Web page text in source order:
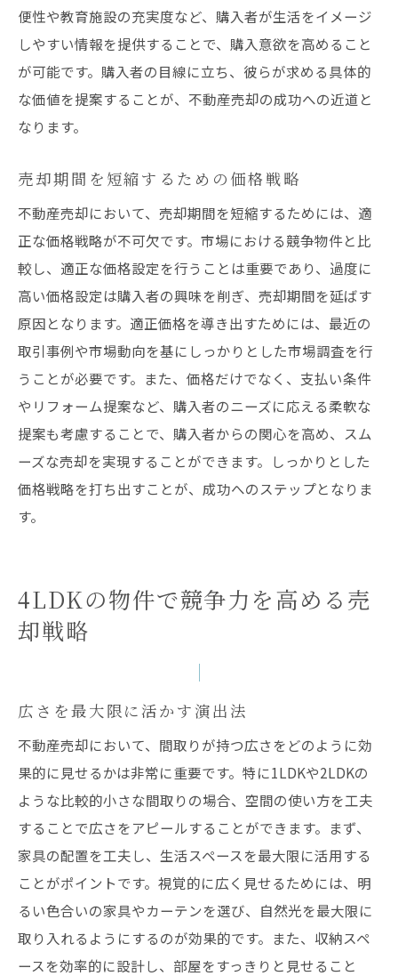
便性や教育施設の充実度など、購入者が生活をイメージ
しやすい情報を提供することで、購入意欲を高めること
が可能です。購入者の目線に立ち、彼らが求める具体的
な価値を提案することが、不動産売却の成功への近道と
なります。
売却期間を短縮するための価格戦略
不動産売却において、売却期間を短縮するためには、適
正な価格戦略が不可欠です。市場における競争物件と比
較し、適正な価格設定を行うことは重要であり、過度に
高い価格設定は購入者の興味を削ぎ、売却期間を延ばす
原因となります。適正価格を導き出すためには、最近の
取引事例や市場動向を基にしっかりとした市場調査を行
うことが必要です。また、価格だけでなく、支払い条件
やリフォーム提案など、購入者のニーズに応える柔軟な
提案も考慮することで、購入者からの関心を高め、スム
ーズな売却を実現することができます。しっかりとした
価格戦略を打ち出すことが、成功へのステップとなりま
す。
4LDKの物件で競争力を高める売
却戦略
広さを最大限に活かす演出法
不動産売却において、間取りが持つ広さをどのように効
果的に見せるかは非常に重要です。特に1LDKや2LDKの
ような比較的小さな間取りの場合、空間の使い方を工夫
することで広さをアピールすることができます。まず、
家具の配置を工夫し、生活スペースを最大限に活用する
ことがポイントです。視覚的に広く見せるためには、明
るい色合いの家具やカーテンを選び、自然光を最大限に
取り入れるようにするのが効果的です。また、収納スペ
ースを効率的に設計し、部屋をすっきりと見せること